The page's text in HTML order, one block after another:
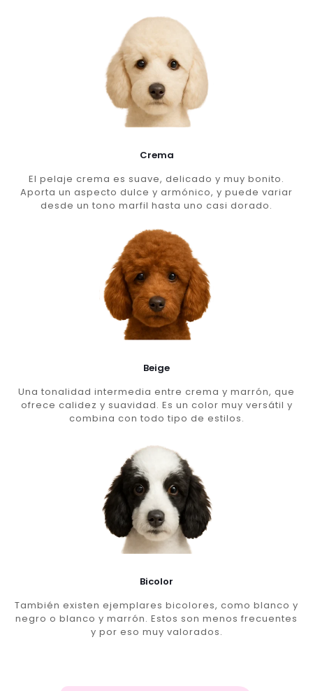
Crema
El pelaje crema es suave, delicado y muy bonito.
Aporta un aspecto dulce y armónico, y puede variar
desde un tono marfil hasta uno casi dorado.
Beige
Una tonalidad intermedia entre crema y marrón, que
ofrece calidez y suavidad. Es un color muy versátil y
combina con todo tipo de estilos.
Bicolor
También existen ejemplares bicolores, como blanco y
negro o blanco y marrón. Estos son menos frecuentes
y por eso muy valorados.